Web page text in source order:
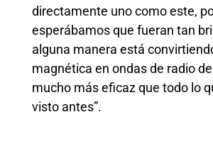
directamente uno como este,
esperábamos que fueran tan
alguna manera está
magnética en ondas de radio
mucho más eficaz que todo lo
visto antes”.